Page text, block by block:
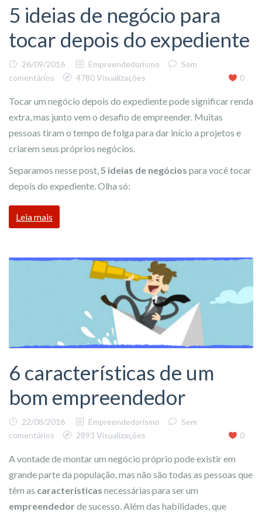
5 ideias de negócio para
tocar depois do expediente
26/09/2016 Empreendedorismo
Sem
comentários
4780 Visualizações 0
Tocar um negócio depois do expediente pode significar renda
extra, mas junto vem o desafio de empreender. Muitas
pessoas tiram o tempo de folga para dar início a projetos e
criarem seus próprios negócios.
Separamos nesse post,5 ideias de negócios para você tocar
depois do expediente. Olha só:
Leia mais
6 características de um
bom empreendedor
22/08/2016 Empreendedorismo
Sem
comentários
2893 Visualizações 0
A vontade de montar um negócio próprio pode existir em
grande parte da população, mas não são todas as pessoas que
têm as características necessárias para ser um
empreendedor de sucesso. Além das habilidades, que